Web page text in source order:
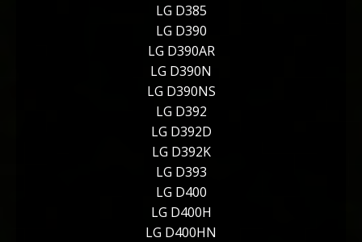
LG D385
LG D390
LG D390AR
LG D390N
LG D390NS
LG D392
LG D392D
LG D392K
LG D393
LG D400
LG D400H
LG D400HN